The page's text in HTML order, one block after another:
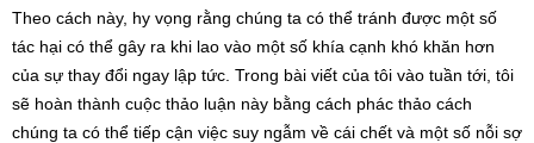
Theo cách này, hy vọng rằng chúng ta có thể tránh được một số
tác hại có thể gây ra khi lao vào một số khía cạnh khó khăn hơn
của sự thay đổi ngay lập tức. Trong bài viết của tôi vào tuần tới, tôi
sẽ hoàn thành cuộc thảo luận này bằng cách phác thảo cách
chúng ta có thể tiếp cận việc suy ngẫm về cái chết và một số nỗi sợ